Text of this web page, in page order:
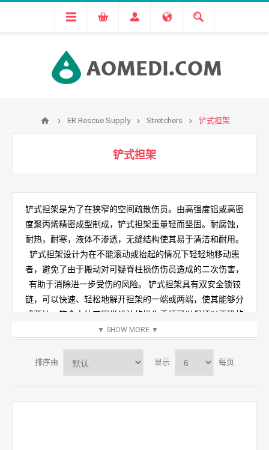
ER Rescue Supply Stretchers 铲式担架
铲式担架
铲式担架是为了在狭窄的空间疏散伤员。由高强度铝或高密
度聚丙烯精密成型制成，铲式担架重量轻而坚固。耐腐蚀，
耐热，耐寒，液体不渗透，无缝结构使其易于清洁和耐用。
铲式担架设计为在不能滚动或抬起的情况下轻轻地移动患
者，避免了由于搬动对可疑脊柱损伤伤员造成的二次伤害，
有助于消除进一步受伤的风险。 铲式担架具有双安全锁铰
链，可以快速、轻松地解开担架的一端或两端，使其能够分
成两块。符合人体工程学设计的操作手柄可以保证以正确的
姿势抬起伤员，从而减少手动操作受伤的可能性。伸缩管允
能够保证伤员安全。铲式担架中间的开口使得患者可以进行X
射线检查，和MRI扫描仪也是兼容的，使其成为从受伤现场到
医院治疗诊断的伤员固定器的理想解决方案。
▼ SHOW MORE ▼
排序由 显示 每页